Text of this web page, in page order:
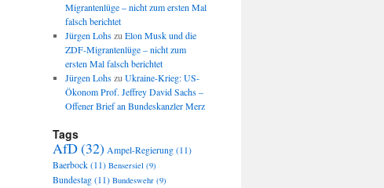
Migrantenlüge – nicht zum ersten Mal
falsch berichtet
Jürgen Lohszu Elon Musk und die
ZDF-Migrantenlüge – nicht zum
ersten Mal falsch berichtet
Jürgen Lohszu Ukraine-Krieg: US-
Ökonom Prof. Jeffrey David Sachs –
Offener Brief an Bundeskanzler Merz
Tags
AfD(32) Ampel-Regierung (11)
Baerbock (11) Bensersiel (9)
Bundestag (11) Bundeswehr (9)